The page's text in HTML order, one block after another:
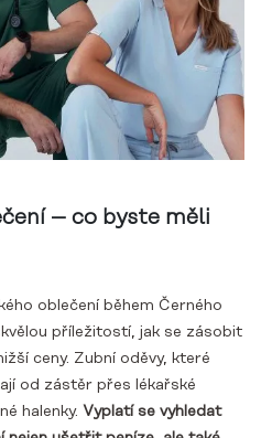
– co byste měli
oblečení během Černého
příležitostí, jak se zásobit
ceny. Zubní oděvy, které
od zástěr přes lékařské
halenky. Vyplatí se vyhledat